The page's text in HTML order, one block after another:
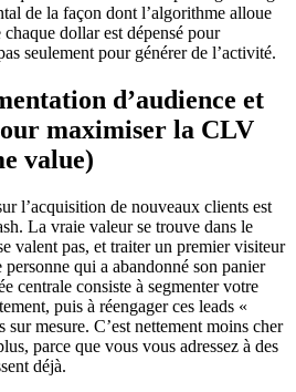
de la façon dont l’algorithme alloue
dollar est dépensé pour
seulement pour générer de l’activité.
d’audience et
maximiser la CLV
value)
l’acquisition de nouveaux clients est
La vraie valeur se trouve dans le
valent pas, et traiter un premier visiteur
personne qui a abandonné son panier
centrale consiste à segmenter votre
puis à réengager ces leads «
sur mesure. C’est nettement moins cher
parce que vous vous adressez à des
déjà.